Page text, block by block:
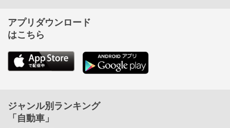
アプリダウンロード
はこちら
ジャンル別ランキング
「自動車」